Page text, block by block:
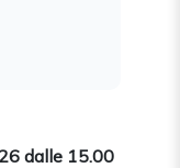
dalle 15.00